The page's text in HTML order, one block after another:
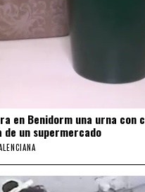
en Benidorm una urna con
un supermercado